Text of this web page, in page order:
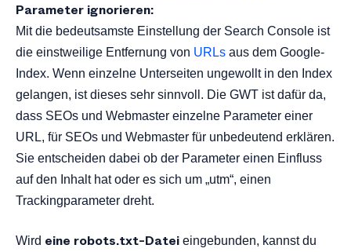
Parameter ignorieren:
Mit die bedeutsamste Einstellung der Search Console ist
die einstweilige Entfernung von URLs aus dem Google-
Index. Wenn einzelne Unterseiten ungewollt in den Index
gelangen, ist dieses sehr sinnvoll. Die GWT ist dafür da,
dass SEOs und Webmaster einzelne Parameter einer
URL, für SEOs und Webmaster für unbedeutend erklären.
Sie entscheiden dabei ob der Parameter einen Einfluss
auf den Inhalt hat oder es sich um „utm“, einen
Trackingparameter dreht.
Wird eine robots.txt-Datei eingebunden, kannst du